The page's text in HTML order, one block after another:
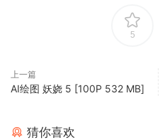
5
上一篇
AI绘图 妖娆 5 [100P 532 MB]
猜你喜欢